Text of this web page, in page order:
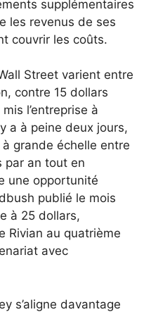
supplémentaires
les revenus de ses
couvrir les coûts.
Street varient entre
contre 15 dollars
l’entreprise à
a à peine deux jours,
grande échelle entre
par an tout en
une opportunité
publié le mois
à 25 dollars,
Rivian au quatrième
avec
s’aligne davantage